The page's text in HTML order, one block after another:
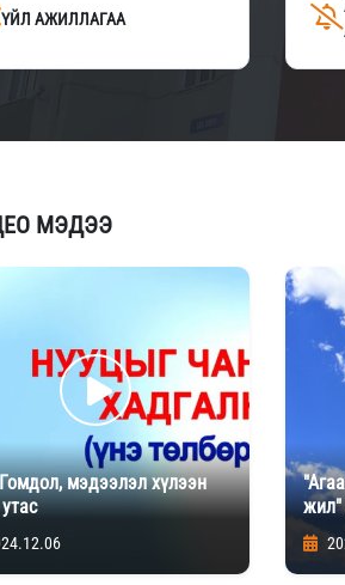
ҮЙЛ АЖИЛЛАГАА
МЭДЭЭ
мэдээлэл хүлээн
жил"